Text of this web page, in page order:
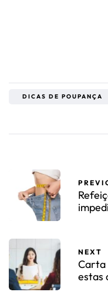
DICAS DE POUPANÇA
NEXT
Carta
estas